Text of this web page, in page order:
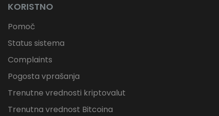
KORISTNO
Pomoč
Status sistema
Complaints
Pogosta vprašanja
Trenutne vrednosti kriptovalut
Trenutna vrednost Bitcoina